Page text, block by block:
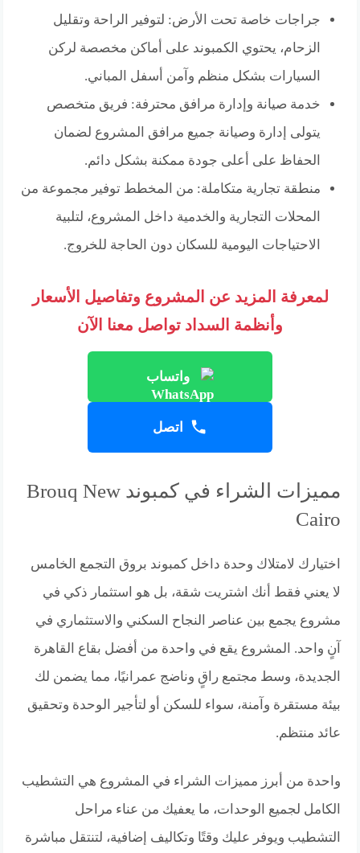
جراجات خاصة تحت الأرض: لتوفير الراحة وتقليل
الزحام، يحتوي الكمبوند على أماكن مخصصة لركن
السيارات بشكل منظم وآمن أسفل المباني.
خدمة صيانة وإدارة مرافق محترفة: فريق متخصص
يتولى إدارة وصيانة جميع مرافق المشروع لضمان
الحفاظ على أعلى جودة ممكنة بشكل دائم.
منطقة تجارية متكاملة: من المخطط توفير مجموعة من
المحلات التجارية والخدمية داخل المشروع، لتلبية
الاحتياجات اليومية للسكان دون الحاجة للخروج.
لمعرفة المزيد عن المشروع وتفاصيل الأسعار
وأنظمة السداد تواصل معنا الآن
واتساب
اتصل
مميزات الشراء في كمبوند Brouq New
Cairo
اختيارك لامتلاك وحدة داخل كمبوند بروق التجمع الخامس
لا يعني فقط أنك اشتريت شقة، بل هو استثمار ذكي في
مشروع يجمع بين عناصر النجاح السكني والاستثماري في
آنٍ واحد. المشروع يقع في واحدة من أفضل بقاع القاهرة
الجديدة، وسط مجتمع راقٍ وناضج عمرانيًا، مما يضمن لك
بيئة مستقرة وآمنة، سواء للسكن أو لتأجير الوحدة وتحقيق
عائد منتظم.
واحدة من أبرز مميزات الشراء في المشروع هي التشطيب
الكامل لجميع الوحدات، ما يعفيك من عناء مراحل
التشطيب ويوفر عليك وقتًا وتكاليف إضافية، لتنتقل مباشرة